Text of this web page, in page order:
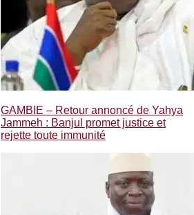
GAMBIE – Retour annoncé de Yahya
Jammeh : Banjul promet justice et
rejette toute immunité